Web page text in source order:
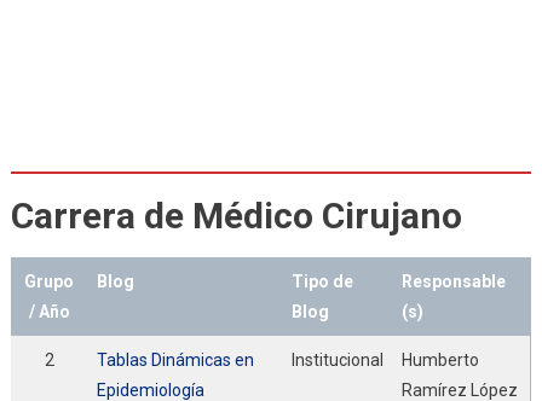
Carrera de Médico Cirujano
Grupo
/ Año
Blog
Tipo de
Blog
Responsable
(s)
2
Tablas Dinámicas en
Epidemiología
Institucional
Humberto
Ramírez López